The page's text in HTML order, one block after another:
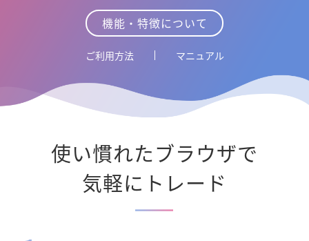
機能・特徴について
ご利用方法 マニュアル
使い慣れたブラウザで
気軽にトレード